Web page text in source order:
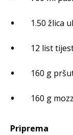
1.50 žlica
12 list
160 g
160 g
Priprema